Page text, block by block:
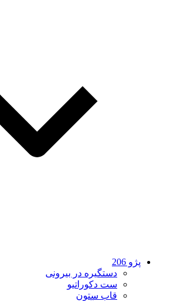
پژو 206
دستگیره در بیرونی
ست دکوراتیو
قاب ستون